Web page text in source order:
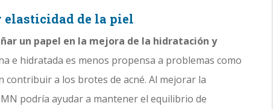
de la piel
un papel en la mejora de la hidratación y
e hidratada es menos propensa a problemas como
contribuir a los brotes de acné. Al mejorar la
podría ayudar a mantener el equilibrio de